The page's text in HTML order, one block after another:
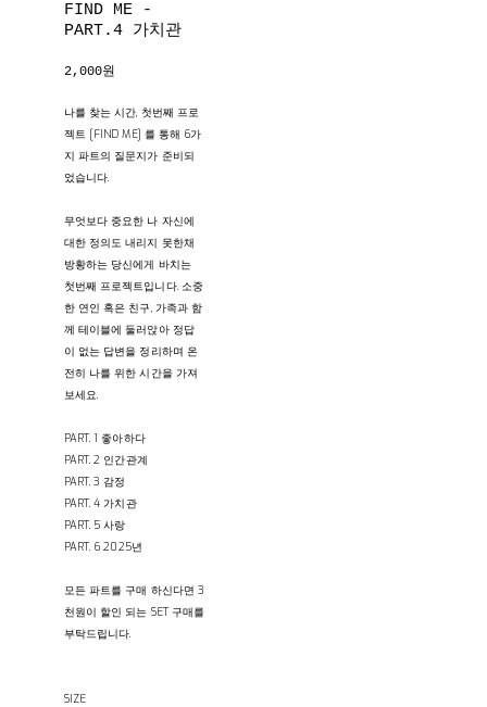
FIND ME -
PART.4 가치관
2,000원
나를 찾는 시간, 첫번째 프로
젝트 [FIND ME] 를 통해 6가
지 파트의 질문지가 준비되
었습니다.
무엇보다 중요한 나 자신에
대한 정의도 내리지 못한채
방황하는 당신에게 바치는
첫번째 프로젝트입니다. 소중
한 연인 혹은 친구, 가족과 함
께 테이블에 둘러앉아 정답
이 없는 답변을 정리하며 온
전히 나를 위한 시간을 가져
보세요.
PART. 1 좋아하다
PART. 2 인간관계
PART. 3 감정
PART. 4 가치관
PART. 5 사랑
PART. 6 2025년
모든 파트를 구매 하신다면 3
천원이 할인 되는 SET 구매를
부탁드립니다.
SIZE